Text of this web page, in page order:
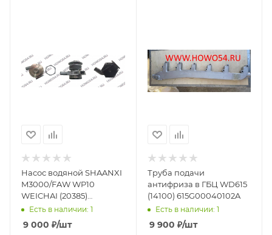
Насос водяной SHAANXI
M3000/FAW WP10
WEICHAI (20385)
1307WC0006/612630061042
Есть в наличии: 1
9 000 ₽/шт
Труба подачи
антифриза в ГБЦ WD615
(14100) 615G00040102A
Есть в наличии: 1
9 900 ₽/шт